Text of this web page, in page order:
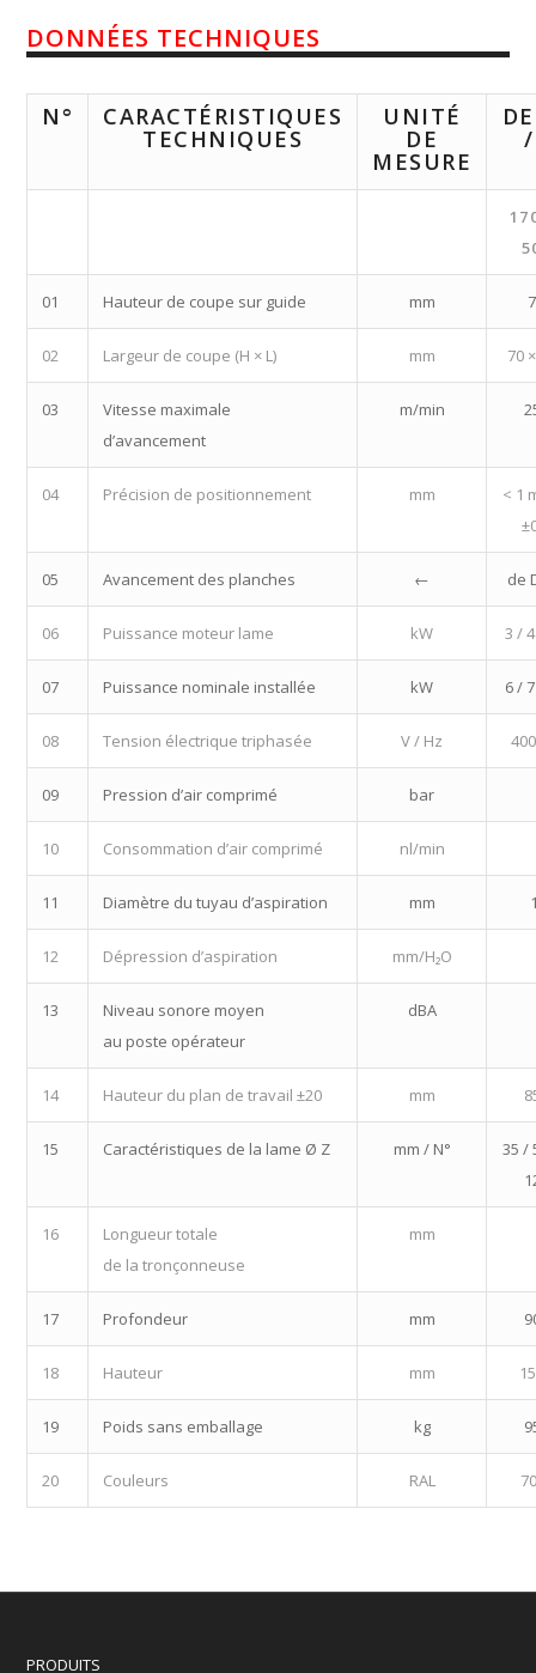
DONNÉES TECHNIQUES
N° CARACTÉRISTIQUES
TECHNIQUES
UNITÉ
DE
MESURE
01 Hauteur de coupe sur guide mm
02 Largeur de coupe (H × L) mm 70
03
Vitesse maximale
d’avancement
m/min
04 Précision de positionnement mm
< 1
05 Avancement des planches ← de
06 Puissance moteur lame kW 3 /
07 Puissance nominale installée kW 6 /
08 Tension électrique triphasée V / Hz
09 Pression d’air comprimé bar
10 Consommation d’air comprimé nl/min
11 Diamètre du tuyau d’aspiration mm
12 Dépression d’aspiration mm/H₂O
13
Niveau sonore moyen
au poste opérateur
dBA
14 Hauteur du plan de travail ±20 mm
15 Caractéristiques de la lame Ø Z mm / N°
35 /
16
Longueur totale
de la tronçonneuse
mm
17 Profondeur mm
18 Hauteur mm
19 Poids sans emballage kg
20 Couleurs RAL
PRODUITS